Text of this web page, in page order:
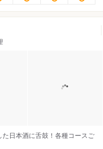
た日本酒に舌鼓！各種コースご